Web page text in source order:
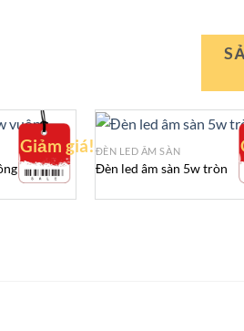
Giảm giá! ĐÈN LED ÂM SÀN
Đèn led âm sàn 5w tròn